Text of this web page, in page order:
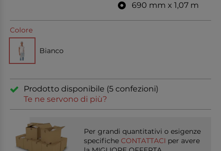
690 mm x 1,07 m
Colore
Bianco
Prodotto disponibile (5 confezioni)
Te ne servono di più?
Per grandi quantitativi o esigenze
specifiche CONTATTACI per avere